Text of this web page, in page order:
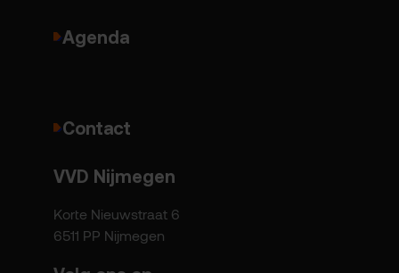
Agenda
Contact
VVD Nijmegen
Korte Nieuwstraat 6
6511 PP Nijmegen